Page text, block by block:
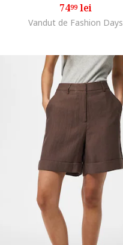
7499lei
Vandut de Fashion Days